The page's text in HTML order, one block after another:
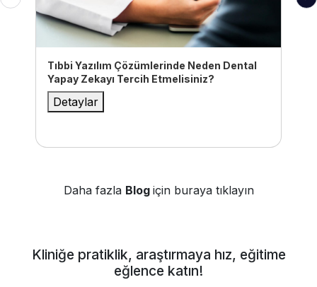
Tıbbi Yazılım Çözümlerinde Neden Dental
Yapay Zekayı Tercih Etmelisiniz?
Detaylar
Daha fazla Blog için buraya tıklayın
Kliniğe pratiklik, araştırmaya hız, eğitime
eğlence katın!